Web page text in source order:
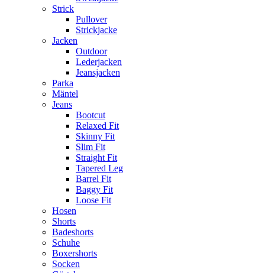
Strick
Pullover
Strickjacke
Jacken
Outdoor
Lederjacken
Jeansjacken
Parka
Mäntel
Jeans
Bootcut
Relaxed Fit
Skinny Fit
Slim Fit
Straight Fit
Tapered Leg
Barrel Fit
Baggy Fit
Loose Fit
Hosen
Shorts
Badeshorts
Schuhe
Boxershorts
Socken